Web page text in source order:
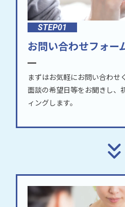
STEP01
お問い合わせフォー
まずはお気軽にお問い合わせ
面談の希望日等をお聞きし、
ィングします。